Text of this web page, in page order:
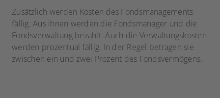
Zusätzlich werden Kosten des Fondsmanagements
fällig. Aus ihnen werden die Fondsmanager und die
Fondsverwaltung bezahlt. Auch die Verwaltungskosten
werden prozentual fällig. In der Regel betragen sie
zwischen ein und zwei Prozent des Fondsvermögens.